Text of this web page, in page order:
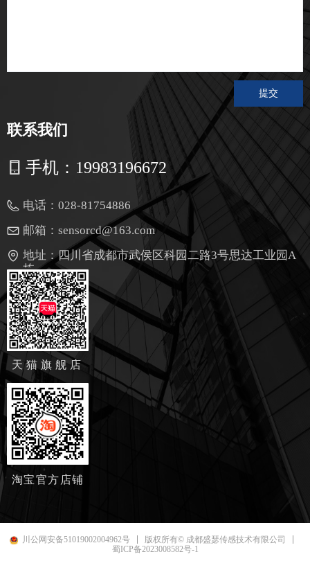
手机： 19983196672
联系我们
电话： 028-81754886
邮箱： sensorcd@163.com
地址：四川省成都市武侯区科园二路3号思达工业园A
栋
提交
淘宝官方店铺
天猫旗舰店
川公网安备51019002004962号
版权所有© 成都盛瑟传感技术有限公司
蜀ICP备2023008582号-1